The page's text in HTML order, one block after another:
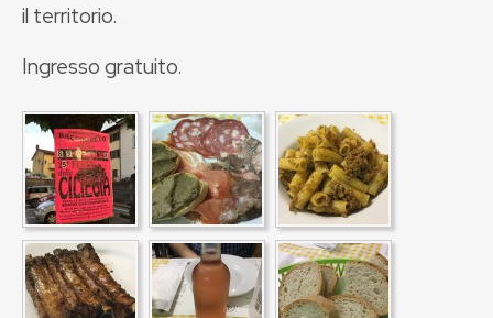
il territorio.
Ingresso gratuito.